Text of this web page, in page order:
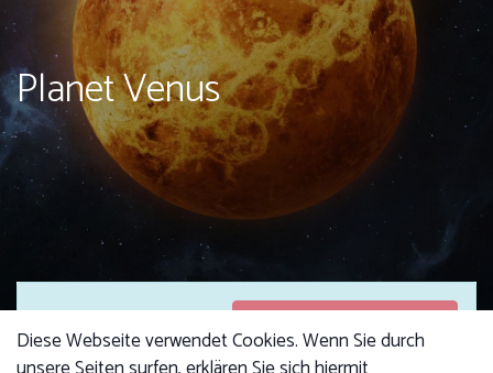
Planet Venus
Anmeldungen sind
geschlossen
Anmeldungen
geschlossen
Diese Webseite verwendet Cookies. Wenn Sie durch